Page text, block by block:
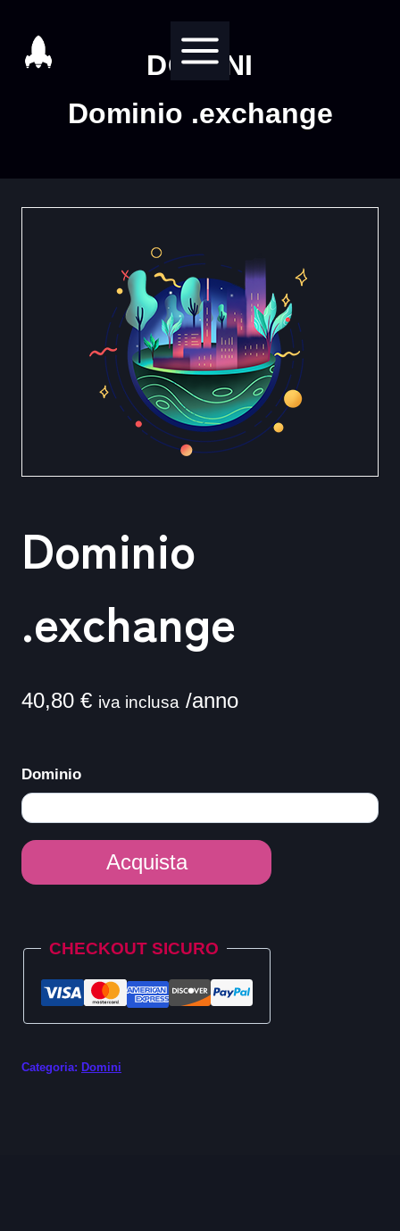
contenuto
DOMINI
Dominio .exchange
Dominio
.exchange
40,80 € iva inclusa /anno
Dominio
Dominio
.exchange
Acquista
CHECKOUT SICURO
Categoria: Domini